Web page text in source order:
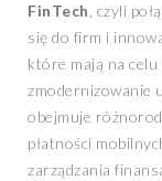
FinTech , czyli
się do firm i
które mają na
zmodernizowanie
obejmuje
płatności
zarządzania